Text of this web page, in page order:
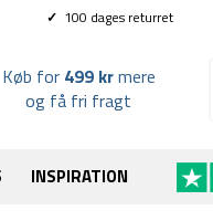
✓ 100 dages returret
Køb for 499 krmere
og få fri fragt
INSPIRATION